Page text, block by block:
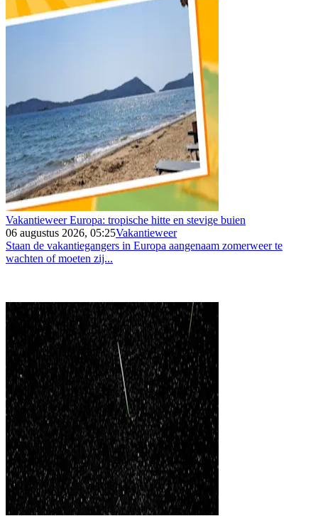
Vakantieweer Europa: tropische hitte en stevige buien
06 augustus 2026, 05:25Vakantieweer
Staan de vakantiegangers in Europa aangenaam zomerweer te
wachten of moeten zij...